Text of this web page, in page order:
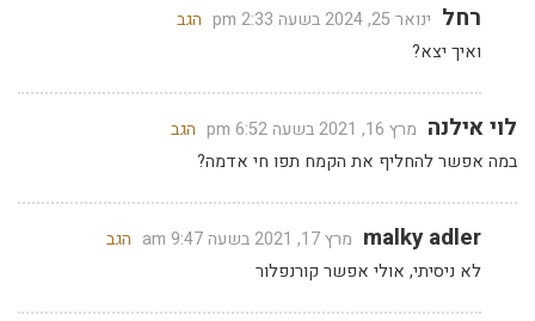
רחל ינואר 25, 2024 בשעה 2:33 pm
הגב
ואיך יצא?
לוי אילנה מרץ 16, 2021 בשעה 6:52 pm
הגב
במה אפשר להחליף את הקמח תפו חי אדמה?
malky adler מרץ 17, 2021 בשעה 9:47 am
הגב
לא ניסיתי, אולי אפשר קורנפלור